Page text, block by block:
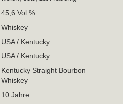
45,6 Vol %
Whiskey
USA / Kentucky
USA / Kentucky
Kentucky Straight Bourbon
Whiskey
10 Jahre